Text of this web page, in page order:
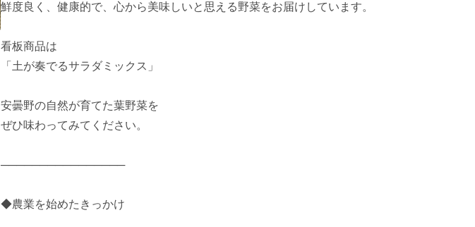
鮮度良く、健康的で、心から美味しいと思える野菜をお届けしています。
看板商品は
「土が奏でるサラダミックス」
安曇野の自然が育てた葉野菜を
ぜひ味わってみてください。
────────────────
◆農業を始めたきっかけ